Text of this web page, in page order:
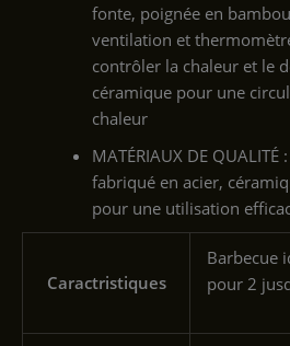
fonte, poignée en
ventilation et
contrôler la chaleur et le
céramique pour une
chaleur
MATÉRIAUX DE
fabriqué en acier,
pour une utilisation
Caractristiques
‎Barbecue
pour 2